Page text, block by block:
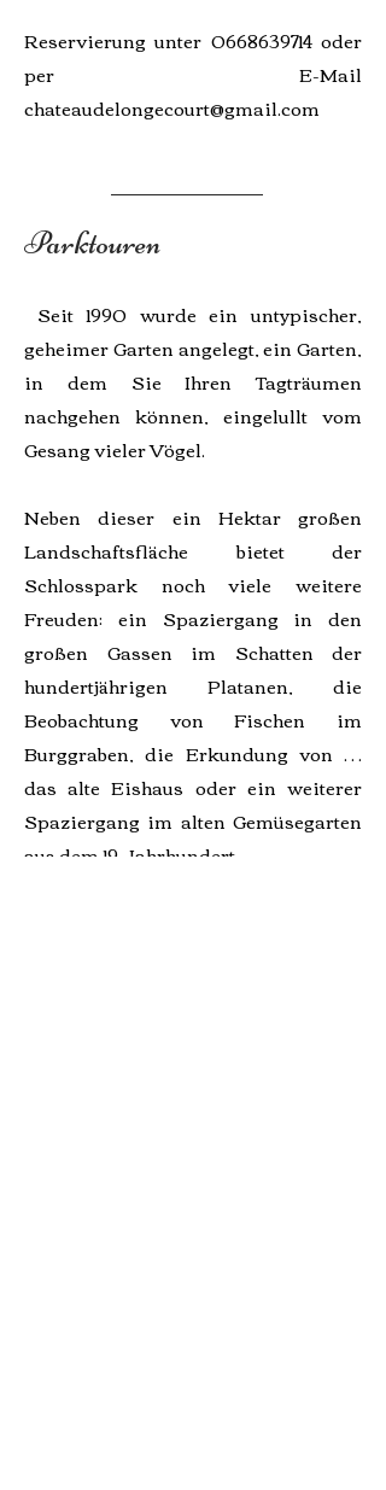
Reservierung unter 0668639714oder
per E-Mail
chateaudelongecourt@gmail.com
Parktouren
Seit 1990 wurde ein untypischer,
geheimer Garten angelegt, ein Garten,
in dem Sie Ihren Tagträumen
nachgehen können, eingelullt vom
Gesang vieler Vögel.
Neben dieser ein Hektar großen
Landschaftsfläche bietet der
Schlosspark noch viele weitere
Freuden: ein Spaziergang in den
großen Gassen im Schatten der
hundertjährigen Platanen, die
Beobachtung von Fischen im
Burggraben, die Erkundung von …
das alte Eishaus oder ein weiterer
Spaziergang im alten Gemüsegarten
aus dem 19. Jahrhundert …